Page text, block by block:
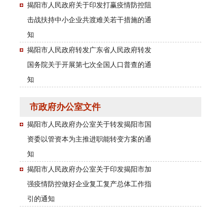
揭阳市人民政府关于印发打赢疫情防控阻
击战扶持中小企业共渡难关若干措施的通
知
揭阳市人民政府转发广东省人民政府转发
国务院关于开展第七次全国人口普查的通
知
市政府办公室文件
揭阳市人民政府办公室关于转发揭阳市国
资委以管资本为主推进职能转变方案的通
知
揭阳市人民政府办公室关于印发揭阳市加
强疫情防控做好企业复工复产总体工作指
引的通知